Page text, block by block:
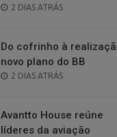
POSTED
2 DIAS ATRÁS
Do cofrinho à
novo plano do BB
POSTED
2 DIAS ATRÁS
Avantto House reúne
líderes da aviação